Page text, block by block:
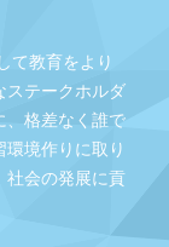
て教育をより
ステークホルダ
、格差なく誰で
境作りに取り
社会の発展に貢